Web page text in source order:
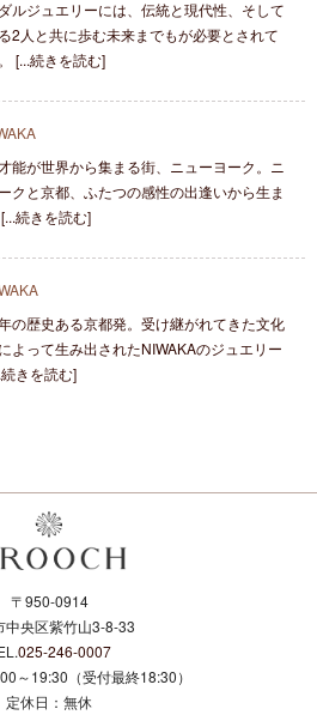
ルジュエリーには、伝統と現代性、そして
2人と共に歩む未来までもが必要とされて
[...続きを読む]
能が世界から集まる街、ニューヨーク。ニ
クと京都、ふたつの感性の出逢いから生ま
続きを読む]
の歴史ある京都発。受け継がれてきた文化
よって生み出されたNIWAKAのジュエリー
きを読む]
〒950-0914
中央区紫竹山3-8-33
025-246-0007
～19:30（受付最終18:30）
定休日：無休